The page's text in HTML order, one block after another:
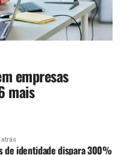
empresas
mais
de identidade dispara 300%